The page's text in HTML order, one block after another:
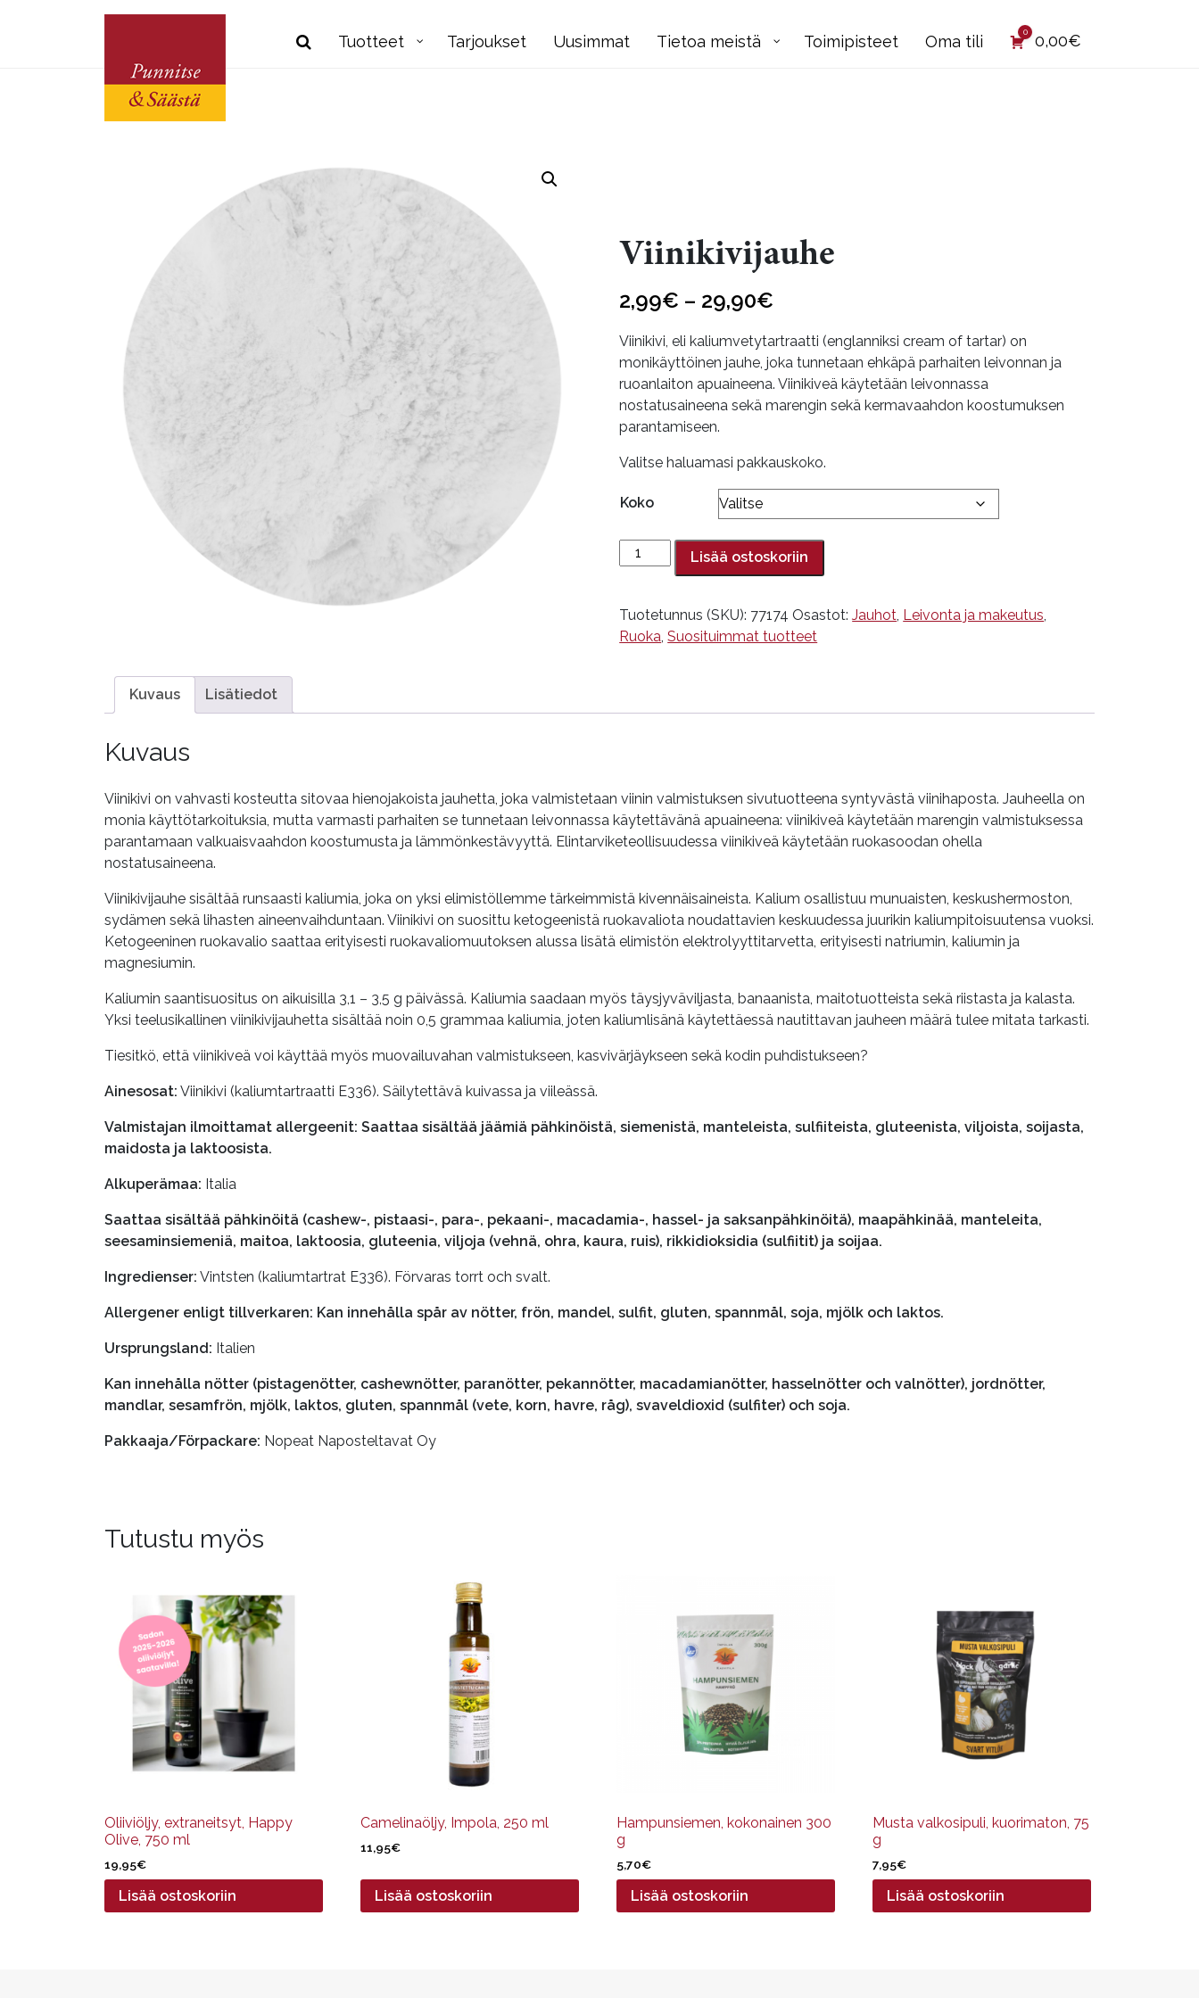
Tuotteet Tarjoukset Uusimmat Tietoa meistä Toimipisteet Oma tili 0 0,00€
Viinikivijauhe
2,99€ – 29,90€
2,99€
-
29,90€
Viinikivi, eli kaliumvetytartraatti (englanniksi cream of tartar) on
monikäyttöinen jauhe, joka tunnetaan ehkäpä parhaiten leivonnan ja
ruoanlaiton apuaineena. Viinikiveä käytetään leivonnassa
nostatusaineena sekä marengin sekä kermavaahdon koostumuksen
parantamiseen.
Valitse haluamasi pakkauskoko.
Koko
Viinikivijauhe
määrä
Lisää ostoskoriin
Tuotetunnus (SKU): 77174 Osastot:Jauhot Leivonta ja makeutus
Ruoka ,Suosituimmat tuotteet
Kuvaus Lisätiedot
Kuvaus
Viinikivi on vahvasti kosteutta sitovaa hienojakoista jauhetta, joka valmistetaan viinin valmistuksen sivutuotteena syntyvästä viinihaposta. Jauheella on
monia käyttötarkoituksia, mutta varmasti parhaiten se tunnetaan leivonnassa käytettävänä apuaineena: viinikiveä käytetään marengin valmistuksessa
parantamaan valkuaisvaahdon koostumusta ja lämmönkestävyyttä. Elintarviketeollisuudessa viinikiveä käytetään ruokasoodan ohella
nostatusaineena.
Viinikivijauhe sisältää runsaasti kaliumia, joka on yksi elimistöllemme tärkeimmistä kivennäisaineista. Kalium osallistuu munuaisten, keskushermoston,
sydämen sekä lihasten aineenvaihduntaan. Viinikivi on suosittu ketogeenistä ruokavaliota noudattavien keskuudessa juurikin kaliumpitoisuutensa vuoksi.
Ketogeeninen ruokavalio saattaa erityisesti ruokavaliomuutoksen alussa lisätä elimistön elektrolyyttitarvetta, erityisesti natriumin, kaliumin ja
magnesiumin.
Kaliumin saantisuositus on aikuisilla 3,1 – 3,5 g päivässä. Kaliumia saadaan myös täysjyväviljasta, banaanista, maitotuotteista sekä riistasta ja kalasta.
Yksi teelusikallinen viinikivijauhetta sisältää noin 0,5 grammaa kaliumia, joten kaliumlisänä käytettäessä nautittavan jauheen määrä tulee mitata tarkasti.
Tiesitkö, että viinikiveä voi käyttää myös muovailuvahan valmistukseen, kasvivärjäykseen sekä kodin puhdistukseen?
Ainesosat: Viinikivi (kaliumtartraatti E336). Säilytettävä kuivassa ja viileässä.
Valmistajan ilmoittamat allergeenit: Saattaa sisältää jäämiä pähkinöistä, siemenistä, manteleista, sulfiiteista, gluteenista, viljoista, soijasta,
maidosta ja laktoosista.
Alkuperämaa: Italia
Saattaa sisältää pähkinöitä (cashew-, pistaasi-, para-, pekaani-, macadamia-, hassel- ja saksanpähkinöitä), maapähkinää, manteleita,
seesaminsiemeniä, maitoa, laktoosia, gluteenia, viljoja (vehnä, ohra, kaura, ruis), rikkidioksidia (sulfiitit) ja soijaa.
Ingredienser: Vintsten (kaliumtartrat E336). Förvaras torrt och svalt.
Allergener enligt tillverkaren: Kan innehålla spår av nötter, frön, mandel, sulfit, gluten, spannmål, soja, mjölk och laktos.
Ursprungsland: Italien
Kan innehålla nötter (pistagenötter, cashewnötter, paranötter, pekannötter, macadamianötter, hasselnötter och valnötter), jordnötter,
mandlar, sesamfrön, mjölk, laktos, gluten, spannmål (vete, korn, havre, råg), svaveldioxid (sulfiter) och soja.
Pakkaaja/Förpackare: Nopeat Naposteltavat Oy
Tutustu myös
Oliiviöljy, extraneitsyt, Happy
Olive, 750 ml
19,95€
Lisää ostoskoriin
Camelinaöljy, Impola, 250 ml
11,95€
Lisää ostoskoriin
Hampunsiemen, kokonainen 300
g
5,70€
Lisää ostoskoriin
Musta valkosipuli, kuorimaton, 75
g
7,95€
Lisää ostoskoriin